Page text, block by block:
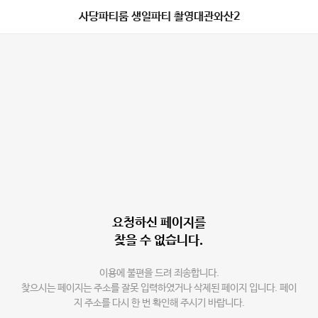
사당파티룸 생일파티 촬영대관와산2
요청하신 페이지를
찾을 수 없습니다.
이용에 불편을 드려 죄송합니다.
찾으시는 페이지는 주소를 잘못 입력하였거나 삭제된 페이지 입니다. 페이
지 주소를 다시 한 번 확인해 주시기 바랍니다.